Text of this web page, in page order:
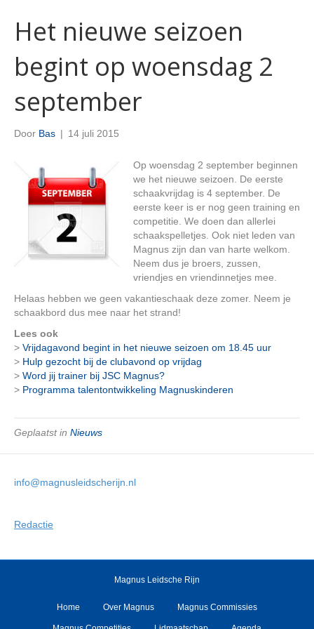
Het nieuwe seizoen
begint op woensdag 2
september
Door Bas | 14 juli 2015
Op woensdag 2 september beginnen
we het nieuwe seizoen. De eerste
schaakvrijdag is 4 september. De
eerste keer is er nog geen training en
competitie. We doen dan allerlei
schaakspelletjes. Ook niet leden van
Magnus zijn dan van harte welkom.
Neem dus je broers, zussen,
vriendjes en vriendinnetjes mee.
Helaas hebben we geen vakantieschaak deze zomer. Neem je
schaakbord dus mee naar het strand!
Lees ook
> Vrijdagavond begint in het nieuwe seizoen om 18.45 uur
> Hulp gezocht bij de clubavond op vrijdag
> Word jij trainer bij JSC Magnus?
> Programma talentontwikkeling Magnuskinderen
Geplaatst in Nieuws
info@magnusleidscherijn.nl
Redactie
Magnus Leidsche Rijn
Home Over Magnus Magnus Commissies